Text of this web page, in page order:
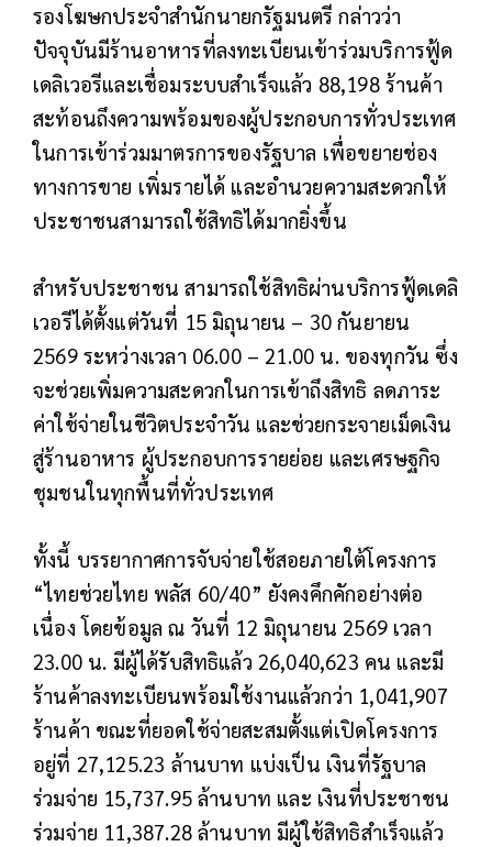
รองโฆษกประจำสำนักนายกรัฐมนตรี กล่าวว่า
ปัจจุบันมีร้านอาหารที่ลงทะเบียนเข้าร่วมบริการฟู้ด
เดลิเวอรีและเชื่อมระบบสำเร็จแล้ว 88,198 ร้านค้า
สะท้อนถึงความพร้อมของผู้ประกอบการทั่วประเทศ
ในการเข้าร่วมมาตรการของรัฐบาล เพื่อขยายช่อง
ทางการขาย เพิ่มรายได้ และอำนวยความสะดวกให้
ประชาชนสามารถใช้สิทธิได้มากยิ่งขึ้น
สำหรับประชาชน สามารถใช้สิทธิผ่านบริการฟู้ดเดลิ
เวอรีได้ตั้งแต่วันที่ 15 มิถุนายน – 30 กันยายน
2569 ระหว่างเวลา 06.00 – 21.00 น. ของทุกวัน ซึ่ง
จะช่วยเพิ่มความสะดวกในการเข้าถึงสิทธิ ลดภาระ
ค่าใช้จ่ายในชีวิตประจำวัน และช่วยกระจายเม็ดเงิน
สู่ร้านอาหาร ผู้ประกอบการรายย่อย และเศรษฐกิจ
ชุมชนในทุกพื้นที่ทั่วประเทศ
ทั้งนี้ บรรยากาศการจับจ่ายใช้สอยภายใต้โครงการ
“ไทยช่วยไทย พลัส 60/40” ยังคงคึกคักอย่างต่อ
เนื่อง โดยข้อมูล ณ วันที่ 12 มิถุนายน 2569 เวลา
23.00 น. มีผู้ได้รับสิทธิแล้ว 26,040,623 คน และมี
ร้านค้าลงทะเบียนพร้อมใช้งานแล้วกว่า 1,041,907
ร้านค้า ขณะที่ยอดใช้จ่ายสะสมตั้งแต่เปิดโครงการ
อยู่ที่ 27,125.23 ล้านบาท แบ่งเป็น เงินที่รัฐบาล
ร่วมจ่าย 15,737.95 ล้านบาท และ เงินที่ประชาชน
ร่วมจ่าย 11,387.28 ล้านบาท มีผู้ใช้สิทธิสำเร็จแล้ว